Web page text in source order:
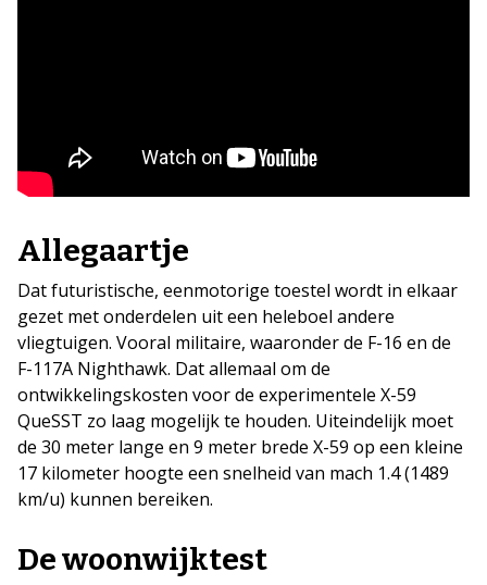
Allegaartje
Dat futuristische, eenmotorige toestel wordt in elkaar
gezet met onderdelen uit een heleboel andere
vliegtuigen. Vooral militaire, waaronder de F-16 en de
F-117A Nighthawk. Dat allemaal om de
ontwikkelingskosten voor de experimentele X-59
QueSST zo laag mogelijk te houden. Uiteindelijk moet
de 30 meter lange en 9 meter brede X-59 op een kleine
17 kilometer hoogte een snelheid van mach 1.4 (1489
km/u) kunnen bereiken.
De woonwijktest